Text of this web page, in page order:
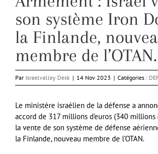
son système Iron
la Finlande,
membre de l’OTAN.
Par Israelvalley Desk | 14 Nov 2023 | Catégories :
Le ministère israélien de la défense a
accord de 317 millions d’euros (340
la vente de son système de défense
la Finlande, nouveau membre de l’OTAN.